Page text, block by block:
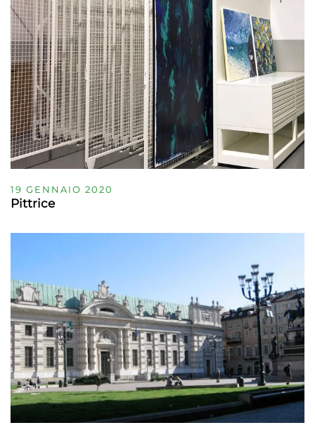
19 GENNAIO 2020
Pittrice